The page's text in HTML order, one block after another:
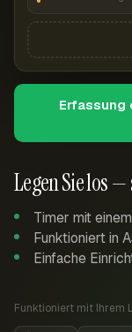
Legen Sie los
Timer mit
Funktioniert in
Einfache
Funktioniert mit Ihrem
Erfassung